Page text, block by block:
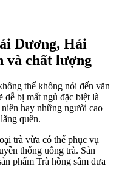
Dương, Hải
và chất lượng
thể không nói đến văn
dễ bị mất ngủ đặc biệt là
hay những người cao
quên.
trà vừa có thể phục vụ
thống uống trà. Sản
phẩm Trà hồng sâm đưa